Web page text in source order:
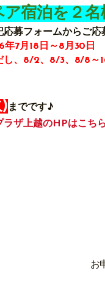
ア宿泊を２
募フォームからご応
年7月 18 日～8月 30 日
、 8/2、 8/3、 8/8 ～
) までです♪
ラザ上越のHPはこち
お